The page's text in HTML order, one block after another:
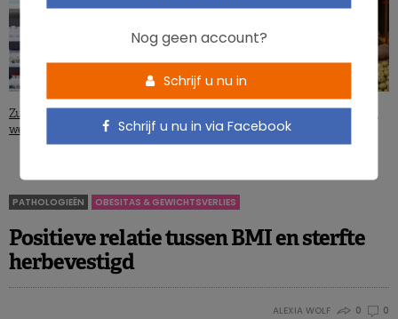
Zuivelproducten en gezondheid:
welk verband?
Groenten en fruit: hun microbioom
beïnvloedt onze darmen
PATHOLOGIEËN OBESITAS & GEWICHTSVERLIES
Positieve relatie tussen BMI en sterfte
herbevestigd
ALEXIA WOLF 0 0
Nog geen account?
Schrijf u nu in
Schrijf u nu in via Facebook